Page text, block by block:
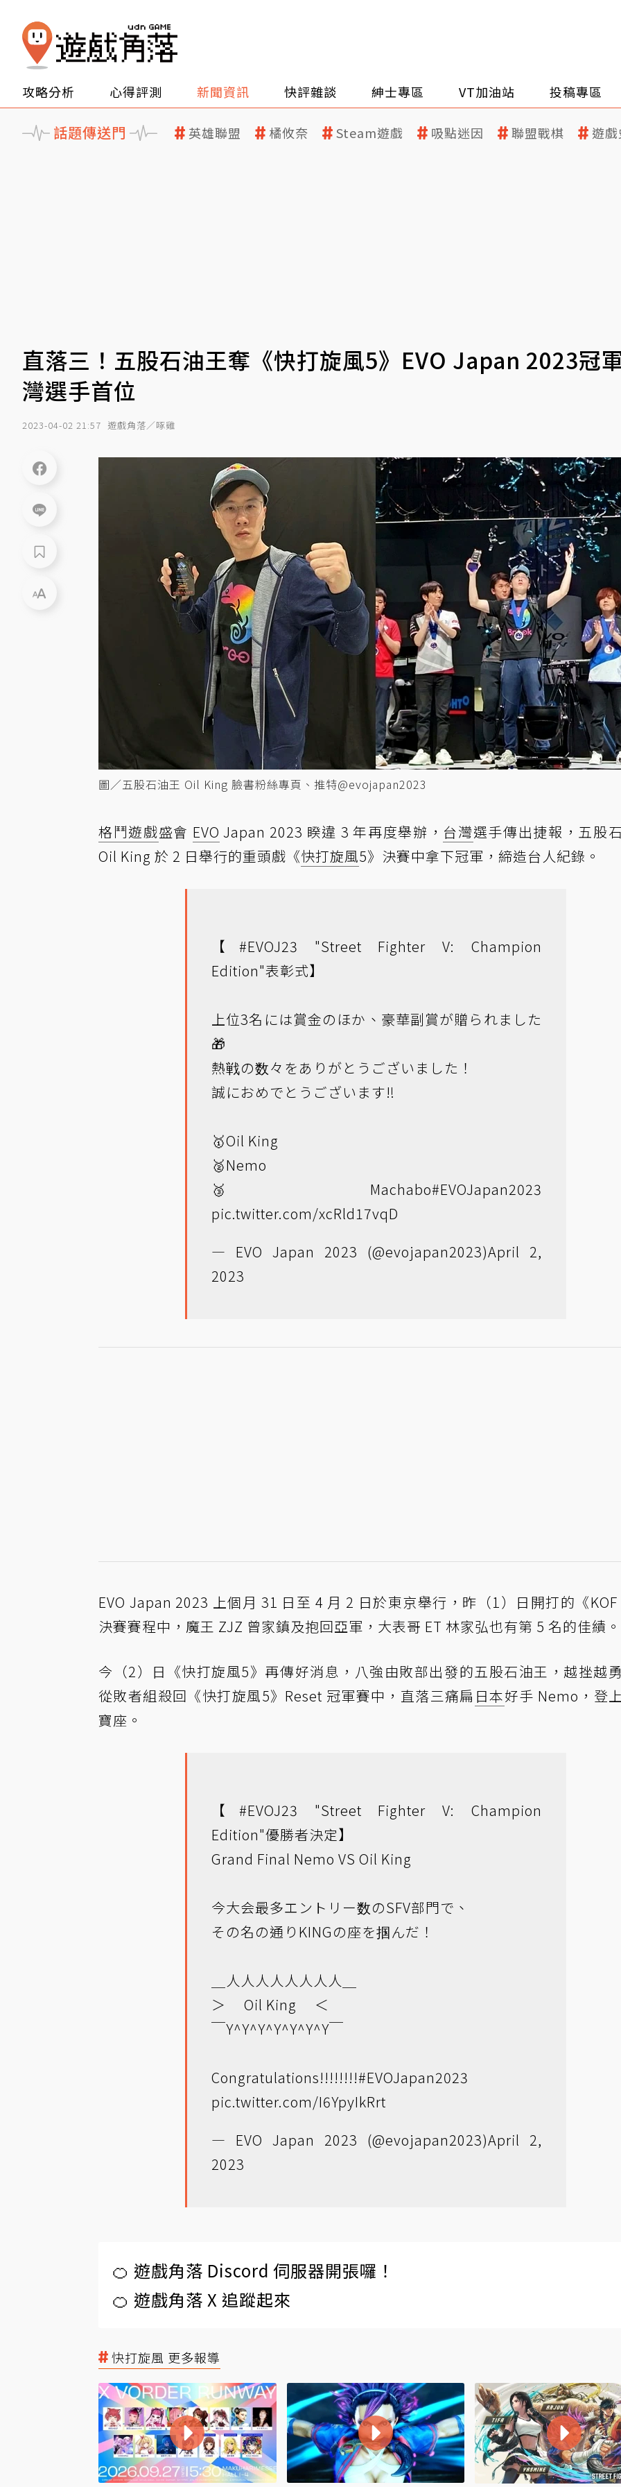
攻略分析 心得評測 新聞資訊 快評雜談 紳士專區 VT加油站 投稿專區
話題傳送門 英雄聯盟 橘攸奈 Steam遊戲 吸點迷因 聯盟戰棋 遊
直落三！五股石油王奪《快打旋風5》EVO Japan 2023冠
灣選手首位
2023-04-02 21:57 遊戲角落／啄雞
圖／五股石油王 Oil King 臉書粉絲專頁、推特@evojapan2023
格鬥遊戲盛會 EVO Japan 2023 睽違 3 年再度舉辦， 台灣選手傳出捷報，五股
Oil King 於 2 日舉行的重頭戲《快打旋風5》決賽中拿下冠軍，締造台人紀錄。
【 #EVOJ23 "Street Fighter V: Champion
Edition"表彰式】
上位3名には賞金のほか、豪華副賞が贈られました
🎁
熱戦の数々をありがとうございました！
誠におめでとうございます‼️
🥇Oil King
🥈Nemo
🥉Machabo#EVOJapan2023
pic.twitter.com/xcRld17vqD
— EVO Japan 2023 (@evojapan2023)April 2,
2023
EVO Japan 2023 上個月 31 日至 4 月 2 日於東京舉行，昨（1）日開打的《KOF
決賽賽程中，魔王 ZJZ 曾家鎮及抱回亞軍，大表哥 ET 林家弘也有第 5 名的佳績。
今（2）日《快打旋風5》再傳好消息，八強由敗部出發的五股石油王，越挫越
從敗者組殺回《快打旋風5》Reset 冠軍賽中，直落三痛扁 日本好手 Nemo，登
寶座。
【 #EVOJ23 "Street Fighter V: Champion
Edition"優勝者決定】
Grand Final Nemo VS Oil King
今大会最多エントリー数のSFV部門で、
その名の通りKINGの座を掴んだ！
＿人人人人人人人人＿
＞ Oil King ＜
￣Y^Y^Y^Y^Y^Y^Y￣
Congratulations!!!!!!!!#EVOJapan2023
pic.twitter.com/I6YpyIkRrt
— EVO Japan 2023 (@evojapan2023)April 2,
2023
🍊 遊戲角落 Discord 伺服器開張囉！
🍊 遊戲角落 X 追蹤起來
快打旋風 更多報導